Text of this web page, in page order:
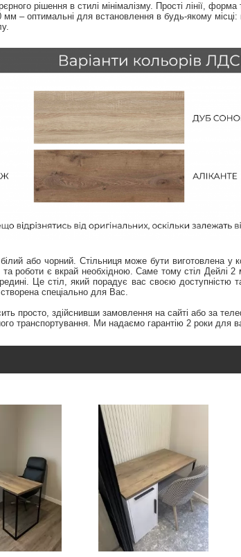
рішення в стилі мінімалізму. Прості лінії,
– оптимальні для встановлення в будь-якому місці:
або чорний. Стільниця може бути виготовлена
роботи є вкрай необхідною. Саме тому стіл Дейлі
Це стіл, який порадує вас своєю
спеціально для Вас.
просто, здійснивши замовлення на сайті або за
транспортування. Ми надаємо гарантію 2 роки для